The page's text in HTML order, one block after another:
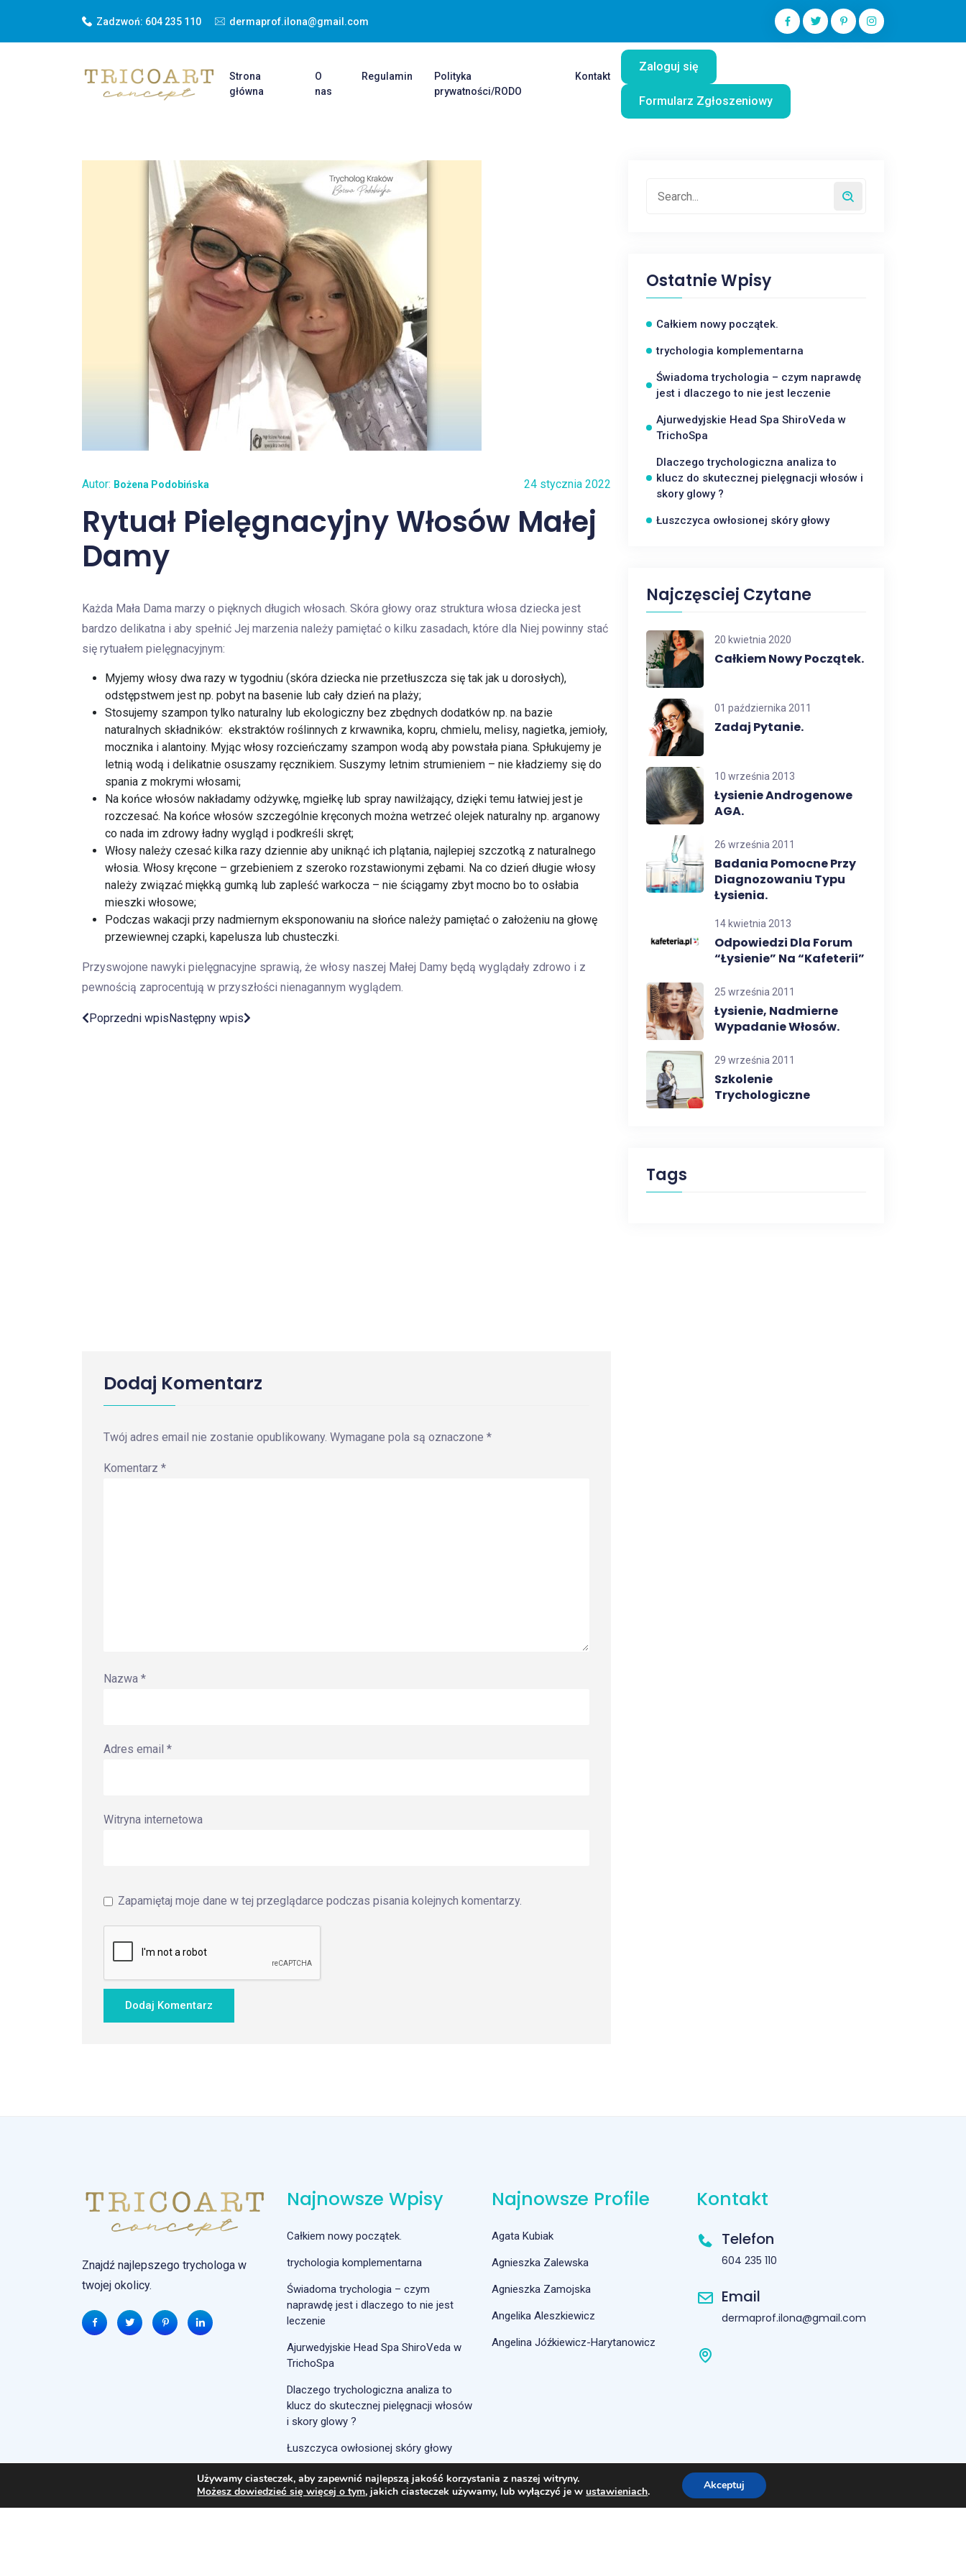
Zadzwoń: 604 235 110 dermaprof.ilona@gmail.com
Strona
główna
O
nas
Regulamin
Polityka
prywatności/RODO
Kontakt
Zaloguj się
Formularz Zgłoszeniowy
Autor: Bożena Podobińska 24 stycznia 2022
Rytuał Pielęgnacyjny Włosów Małej
Damy
Każda Mała Dama marzy o pięknych długich włosach. Skóra głowy oraz struktura włosa dziecka jest
bardzo delikatna i aby spełnić Jej marzenia należy pamiętać o kilku zasadach, które dla Niej powinny stać
się rytuałem pielęgnacyjnym:
Myjemy włosy dwa razy w tygodniu (skóra dziecka nie przetłuszcza się tak jak u dorosłych),
odstępstwem jest np. pobyt na basenie lub cały dzień na plaży;
Stosujemy szampon tylko naturalny lub ekologiczny bez zbędnych dodatków np. na bazie
naturalnych składników: ekstraktów roślinnych z krwawnika, kopru, chmielu, melisy, nagietka, jemioły,
mocznika i alantoiny. Myjąc włosy rozcieńczamy szampon wodą aby powstała piana. Spłukujemy je
letnią wodą i delikatnie osuszamy ręcznikiem. Suszymy letnim strumieniem – nie kładziemy się do
spania z mokrymi włosami;
Na końce włosów nakładamy odżywkę, mgiełkę lub spray nawilżający, dzięki temu łatwiej jest je
rozczesać. Na końce włosów szczególnie kręconych można wetrzeć olejek naturalny np. arganowy
co nada im zdrowy ładny wygląd i podkreśli skręt;
Włosy należy czesać kilka razy dziennie aby uniknąć ich plątania, najlepiej szczotką z naturalnego
włosia. Włosy kręcone – grzebieniem z szeroko rozstawionymi zębami. Na co dzień długie włosy
należy związać miękką gumką lub zapleść warkocza – nie ściągamy zbyt mocno bo to osłabia
mieszki włosowe;
Podczas wakacji przy nadmiernym eksponowaniu na słońce należy pamiętać o założeniu na głowę
przewiewnej czapki, kapelusza lub chusteczki.
Przyswojone nawyki pielęgnacyjne sprawią, że włosy naszej Małej Damy będą wyglądały zdrowo i z
pewnością zaprocentują w przyszłości nienagannym wyglądem.
Poprzedni wpisNastępny wpis
Ostatnie Wpisy
Całkiem nowy początek.
trychologia komplementarna
Świadoma trychologia – czym naprawdę
jest i dlaczego to nie jest leczenie
Ajurwedyjskie Head Spa ShiroVeda w
TrichoSpa
Dlaczego trychologiczna analiza to
klucz do skutecznej pielęgnacji włosów i
skory glowy ?
Łuszczyca owłosionej skóry głowy
Najczęsciej Czytane
20 kwietnia 2020
Całkiem Nowy Początek.
01 października 2011
Zadaj Pytanie.
10 września 2013
Łysienie Androgenowe
AGA.
26 września 2011
Badania Pomocne Przy
Diagnozowaniu Typu
Łysienia.
14 kwietnia 2013
Odpowiedzi Dla Forum
“łysienie” Na “Kafeterii”
25 września 2011
Łysienie, Nadmierne
Wypadanie Włosów.
29 września 2011
Szkolenie
Trychologiczne
Tags
Dodaj Komentarz
Twój adres email nie zostanie opublikowany. Wymagane pola są oznaczone *
Komentarz *
Nazwa *
Adres email *
Witryna internetowa
Zapamiętaj moje dane w tej przeglądarce podczas pisania kolejnych komentarzy.
Znajdź najlepszego trychologa w
twojej okolicy.
Najnowsze Wpisy
Całkiem nowy początek.
trychologia komplementarna
Świadoma trychologia – czym
naprawdę jest i dlaczego to nie jest
leczenie
Ajurwedyjskie Head Spa ShiroVeda w
TrichoSpa
Dlaczego trychologiczna analiza to
klucz do skutecznej pielęgnacji włosów
i skory glowy ?
Łuszczyca owłosionej skóry głowy
Najnowsze Profile
Agata Kubiak
Agnieszka Zalewska
Agnieszka Zamojska
Angelika Aleszkiewicz
Angelina Jóźkiewicz-Harytanowicz
Kontakt
Telefon
604 235 110
Email
dermaprof.ilona@gmail.com
Używamy ciasteczek, aby zapewnić najlepszą jakość korzystania z naszej witryny.
Możesz dowiedzieć się więcej o tym, jakich ciasteczek używamy, lub wyłączyć je wustawieniach. Akceptuj